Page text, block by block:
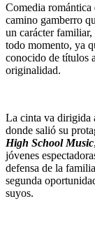
Comedia romántica
camino gamberro
un carácter familiar,
todo momento, ya
conocido de títulos
originalidad.
La cinta va dirigida
donde salió su
High School Music
jóvenes
defensa de la
segunda
suyos.